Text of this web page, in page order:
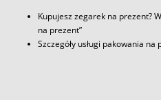
Kupujesz zegarek na prezent?
na prezent”
Szczegóły usługi pakowania